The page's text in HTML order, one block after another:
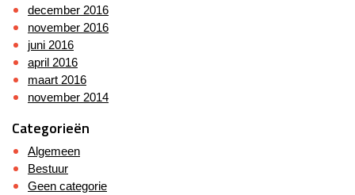
december 2016
november 2016
juni 2016
april 2016
maart 2016
november 2014
Categorieën
Algemeen
Bestuur
Geen categorie